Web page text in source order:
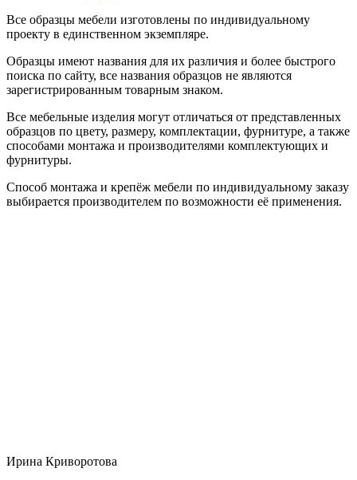
Все образцы мебели изготовлены по индивидуальному
проекту в единственном экземпляре.
Образцы имеют названия для их различия и более быстрого
поиска по сайту, все названия образцов не являются
зарегистрированным товарным знаком.
Все мебельные изделия могут отличаться от представленных
образцов по цвету, размеру, комплектации, фурнитуре, а также
способами монтажа и производителями комплектующих и
фурнитуры.
Способ монтажа и крепёж мебели по индивидуальному заказу
выбирается производителем по возможности её применения.
Ирина Криворотова